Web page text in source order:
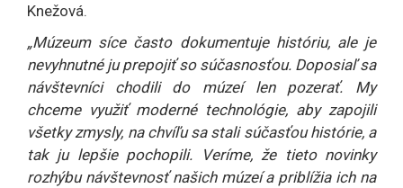
Knežová.
„Múzeum síce často dokumentuje históriu, ale je
nevyhnutné ju prepojiť so súčasnosťou. Doposiaľ sa
návštevníci chodili do múzeí len pozerať. My
chceme využiť moderné technológie, aby zapojili
všetky zmysly, na chvíľu sa stali súčasťou histórie, a
tak ju lepšie pochopili. Veríme, že tieto novinky
rozhýbu návštevnosť našich múzeí a priblížia ich na